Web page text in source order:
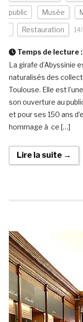
public Musée
Restauration
Temps de lecture :
La girafe d’Abyssinie
naturalisés des
Toulouse. Elle est
son ouverture au
et pour ses 150 ans
hommage à ce […]
Lire la suite →